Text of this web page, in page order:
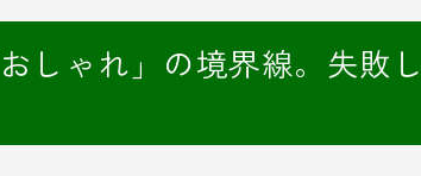
しゃれ」の境界線。失敗